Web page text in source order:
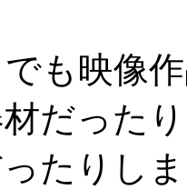
も映像
材だった
たりし